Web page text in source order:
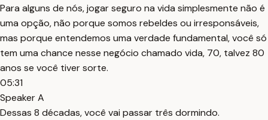
Para alguns de nós, jogar seguro na vida simplesmente não é
uma opção, não porque somos rebeldes ou irresponsáveis,
mas porque entendemos uma verdade fundamental, você só
tem uma chance nesse negócio chamado vida, 70, talvez 80
anos se você tiver sorte.
05:31
Speaker A
Dessas 8 décadas, você vai passar três dormindo.